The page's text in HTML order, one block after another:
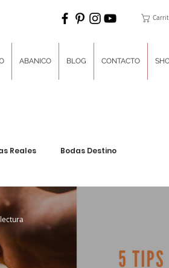
ABANICO BLOG CONTACTO
Reales Bodas Destino